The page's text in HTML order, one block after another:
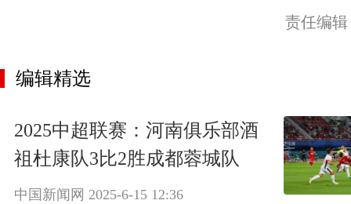
责任编
编辑精选
2025中超联赛：河南俱乐部酒
祖杜康队3比2胜成都蓉城队
中国新闻网 2025-6-15 12:36